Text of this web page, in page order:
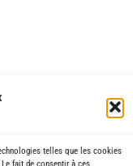
telles que les cookies